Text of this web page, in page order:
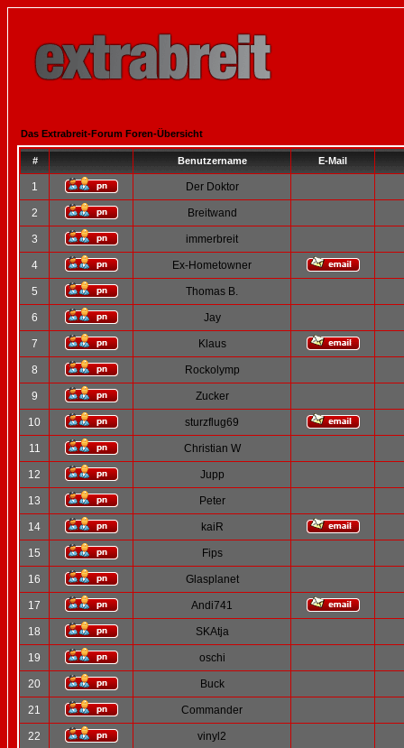
Das Extrabreit-Forum Foren-Übersicht
# Benutzername E-Mail
1 Der Doktor
2 Breitwand
3 immerbreit
4 Ex-Hometowner
5 Thomas B.
6 Jay
7 Klaus
8 Rockolymp
9 Zucker
10 sturzflug69
11 Christian W
12 Jupp
13 Peter
14 kaiR
15 Fips
16 Glasplanet
17 Andi741
18 SKAtja
19 oschi
20 Buck
21 Commander
22 vinyl2